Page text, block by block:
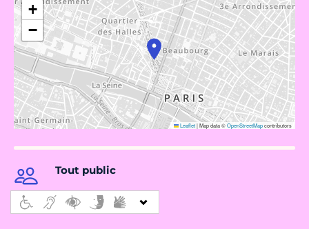
+
−
Leaflet|Map data ©OpenStreetMapcontributors
Tout public